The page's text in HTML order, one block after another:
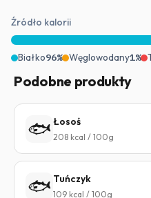
Źródło kalorii
Białko96% Węglowodany1%
Podobne produkty
🐟 Łosoś
208 kcal / 100g
🐟 Tuńczyk
109 kcal / 100g